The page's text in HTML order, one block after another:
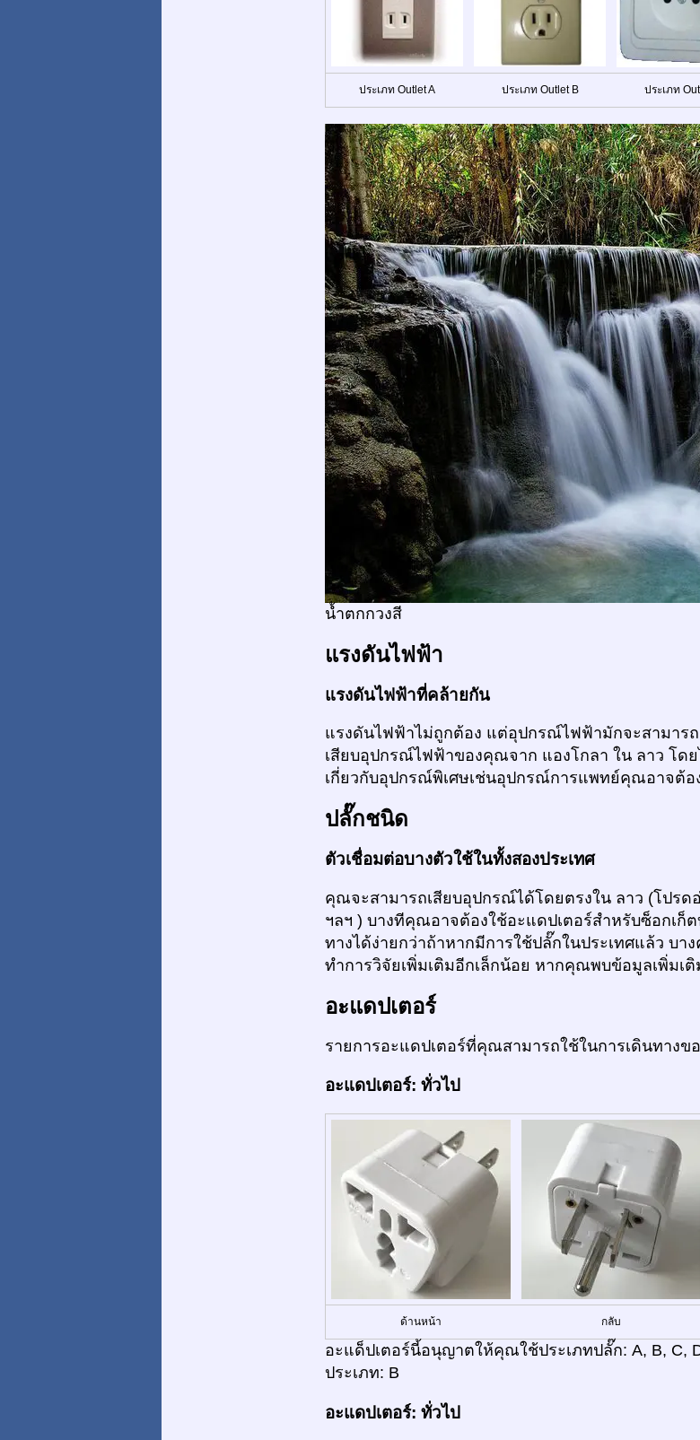
ประเภท Outlet A ประเภท Outlet B ประเภท
น้ำตกกวงสี
แรงดันไฟฟ้า
แรงดันไฟฟ้าที่คล้ายกัน
แรงดันไฟฟ้าไม่ถูกต้อง แต่อุปกรณ์ไฟฟ้ามักจะสามาร
เสียบอุปกรณ์ไฟฟ้าของคุณจาก แองโกลา ใน ลาว โ
เกี่ยวกับอุปกรณ์พิเศษเช่นอุปกรณ์การแพทย์คุณอาจต้อ
ปลั๊กชนิด
ตัวเชื่อมต่อบางตัวใช้ในทั้งสองประเทศ
คุณจะสามารถเสียบอุปกรณ์ได้โดยตรงใน ลาว (โปร
ฯลฯ ) บางทีคุณอาจต้องใช้อะแดปเตอร์สำหรับซ็อกเก็
ทางได้ง่ายกว่าถ้าหากมีการใช้ปลั๊กในประเทศแล้ว บ
ทำการวิจัยเพิ่มเติมอีกเล็กน้อย หากคุณพบข้อมูลเพิ่มเติ
อะแดปเตอร์
รายการอะแดปเตอร์ที่คุณสามารถใช้ในการเดินทางข
อะแดปเตอร์: ทั่วไป
ด้านหน้า กลับ
อะแด็ปเตอร์นี้อนุญาตให้คุณใช้ประเภทปลั๊ก: A, B, C,
ประเภท: B
อะแดปเตอร์: ทั่วไป